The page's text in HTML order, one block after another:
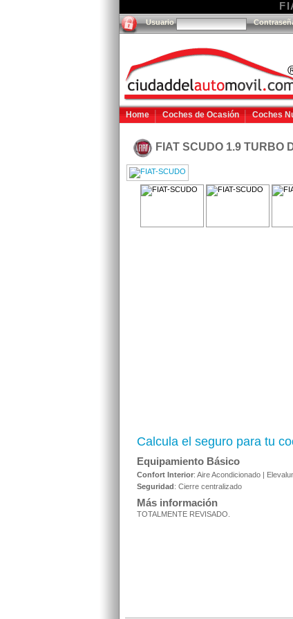
Usuario
Home Coches de Ocasión Coches
FIAT SCUDO 1.9 TURBO
Calcula el seguro para tu
Equipamiento Básico
Confort Interior: Aire Acondicionado |
Seguridad: Cierre centralizado
Más información
TOTALMENTE REVISADO.